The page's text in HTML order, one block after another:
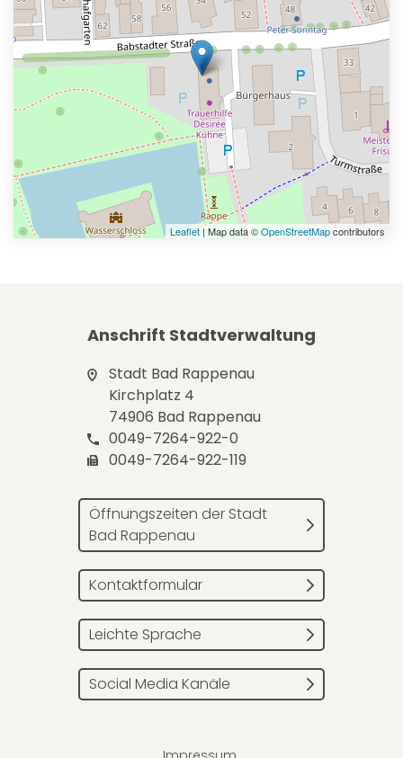
Leaflet| Map data ©OpenStreetMapcontributors
Anschrift Stadtverwaltung
Stadt Bad Rappenau
Kirchplatz 4
74906 Bad Rappenau
0049-7264-922-0
0049-7264-922-119
Öffnungszeiten der Stadt
Bad Rappenau
Kontaktformular
Leichte Sprache
Social Media Kanäle